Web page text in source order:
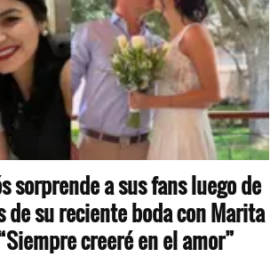
sorprende a sus fans luego de
de su reciente boda con Marita
creeré en el amor”